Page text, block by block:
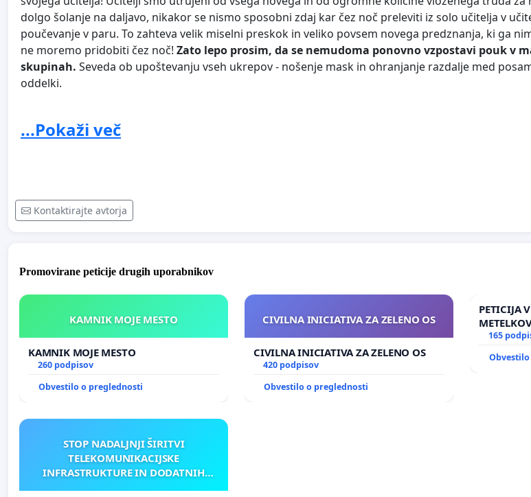
dolgo šolanje na daljavo, nikakor se nismo sposobni zdaj kar čez noč preleviti iz solo učitelja v
poučevanje v paru. To zahteva velik miselni preskok in veliko povsem novega predznanja, ki ga
ne moremo pridobiti čez noč! Zato lepo prosim, da se nemudoma ponovno vzpostavi pouk v
skupinah. Seveda ob upoštevanju vseh ukrepov - nošenje mask in ohranjanje razdalje med
oddelki.
letu, tako nevzdržno tiho.
...Pokaži več
Kontaktirajte avtorja
Promovirane peticije drugih uporabnikov
KAMNIK MOJE MESTO
KAMNIK MOJE MESTO
260 podpisov
Obvestilo o preglednosti
CIVILNA INICIATIVA ZA ZELENO OS
CIVILNA INICIATIVA ZA ZELENO OS
420 podpisov
Obvestilo o preglednosti
PETICIJA
165
STOP NADALJNJI ŠIRITVI
TELEKOMUNIKACIJSKE
INFRASTRUKTURE IN DODATNIH